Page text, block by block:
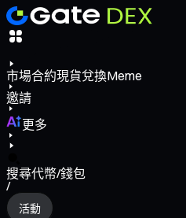
市場合約現貨兌換Meme
邀請
更多
搜尋代幣/錢包
/
活動